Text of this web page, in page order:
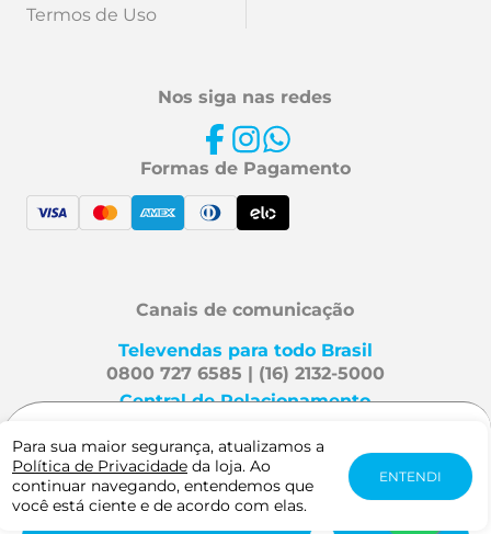
Para sua maior segurança, atualizamos a
Política de Privacidade da loja. Ao
continuar navegando, entendemos que
você está ciente e de acordo com elas.
ENTENDI
- + R$ 5,26
Termos de Uso
Nos siga nas redes
Formas de Pagamento
Canais de comunicação
Televendas para todo Brasil
0800 727 6585 | (16) 2132-5000
Central de Relacionamento
Mafra Especialidades é uma